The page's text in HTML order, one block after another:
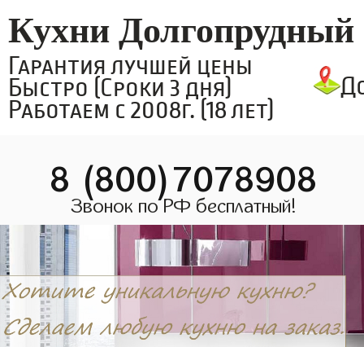
Кухни Долгопрудный
Гарантия лучшей цены
Быстро (Сроки 3 дня)
Работаем с 2008г. (18 лет)
8 (800)7078908
Звонок по РФ бесплатный!